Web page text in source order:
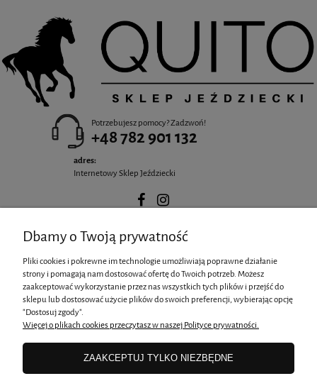
Potrzebujesz pomocy? Zadzwoń!
+48 782 901 132
adres:
Internetowy Sklep Jeździecki
MOJE KONTO
PŁATNOŚCI I DOSTAWA
Dbamy o Twoją prywatność
Pliki cookies i pokrewne im technologie umożliwiają poprawne działanie
strony i pomagają nam dostosować ofertę do Twoich potrzeb. Możesz
zaakceptować wykorzystanie przez nas wszystkich tych plików i przejść do
sklepu lub dostosować użycie plików do swoich preferencji, wybierając opcję
"Dostosuj zgody".
Więcej o plikach cookies przeczytasz w naszej Polityce prywatności.
ZAAKCEPTUJ TYLKO NIEZBĘDNE